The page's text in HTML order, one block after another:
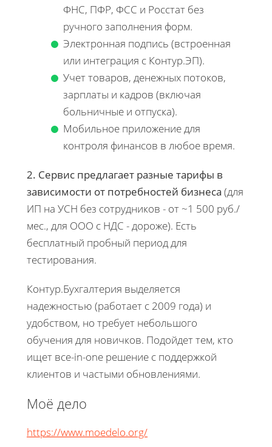
ФНС, ПФР, ФСС и Росстат без
ручного заполнения форм.
Электронная подпись (встроенная
или интеграция с Контур.ЭП).
Учет товаров, денежных потоков,
зарплаты и кадров (включая
больничные и отпуска).
Мобильное приложение для
контроля финансов в любое время.
2. Сервис предлагает разные тарифы в
зависимости от потребностей бизнеса (для
ИП на УСН без сотрудников - от ~1 500 руб./
мес., для ООО с НДС - дороже). Есть
бесплатный пробный период для
тестирования.
Контур.Бухгалтерия выделяется
надежностью (работает с 2009 года) и
удобством, но требует небольшого
обучения для новичков. Подойдет тем, кто
ищет все-in-one решение с поддержкой
клиентов и частыми обновлениями.
Моё дело
https://www.moedelo.org/